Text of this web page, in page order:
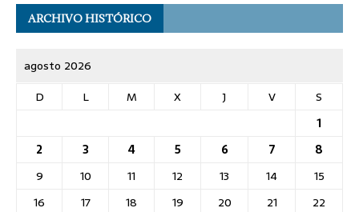
ARCHIVO HISTÓRICO
agosto 2026
D
L M X J V
S
1
2
3 4 5 6 7
8
9
10 11 12 13 14
15
16
17 18 19 20 21
22